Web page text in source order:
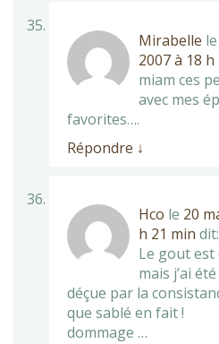
Mirabelle le
2007 à 18
miam ces
avec mes
favorites….
Répondre ↓
Hco le 20
h 21 min dit:
Le gout est
mais j’ai
déçue par la
que sablé en fait !
dommage …